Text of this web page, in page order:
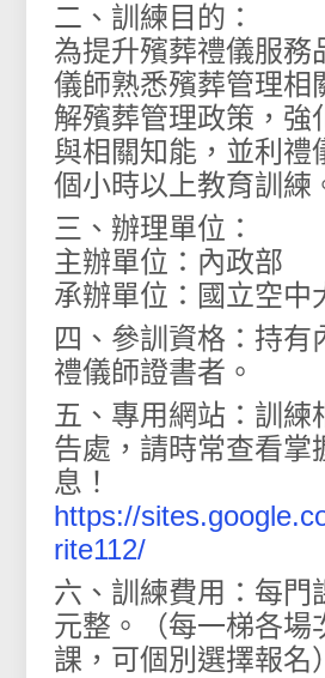
二、訓練目的：
為提升殯葬禮儀服務
儀師熟悉殯葬管理相
解殯葬管理政策，強
與相關知能，並利禮
個小時以上教育訓練
三、辦理單位：
主辦單位：內政部
承辦單位：國立空中
四、參訓資格：持有
禮儀師證書者。
五、專用網站：訓練
告處，請時常查看掌
息！
https://
rite112/
六、訓練費用：每門
元整。（每一梯各場
課，可個別選擇報名）